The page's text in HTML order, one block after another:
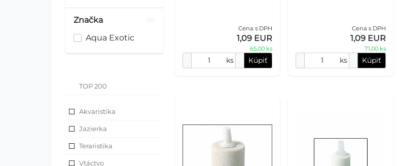
Značka
Aqua Exotic
TOP 200
Akvaristika
Jazierka
Teraristika
Vtáctvo
Cena s DPH
1,09 EUR
65,00 ks
ks Kúpiť
Cena s DPH
1,09 EUR
71,00 ks
ks Kúpiť